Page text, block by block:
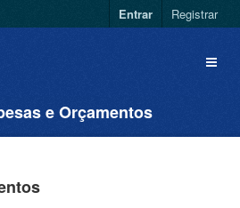
Entrar Registrar
e Orçamentos